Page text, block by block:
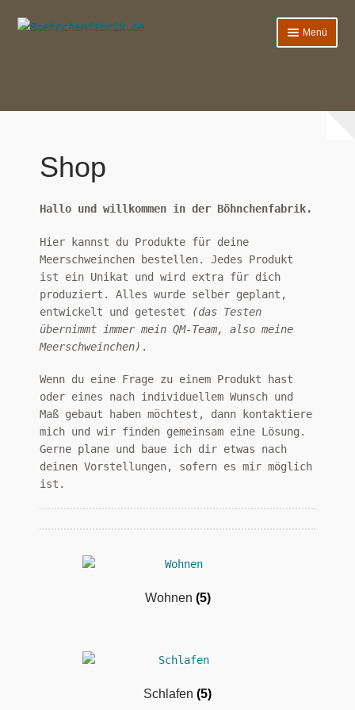
Zur
Zum
Menü
Deko
2-Bein
Hilfe & FAQ’s
Shop
Hallo und willkommen in der Böhnchenfabrik.
Hier kannst du Produkte für deine
Meerschweinchen bestellen. Jedes Produkt
ist ein Unikat und wird extra für dich
produziert. Alles wurde selber geplant,
entwickelt und getestet
(das Testen
übernimmt immer mein QM-Team, also meine
Meerschweinchen) .
Wenn du eine Frage zu einem Produkt hast
oder eines nach individuellem Wunsch und
Maß gebaut haben möchtest, dann kontaktiere
mich und wir finden gemeinsam eine Lösung.
Gerne plane und baue ich dir etwas nach
deinen Vorstellungen, sofern es mir möglich
ist.
Wohnen (5)
Schlafen (5)